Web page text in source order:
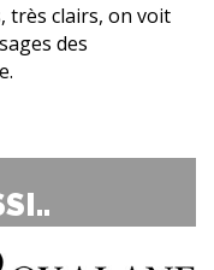
très clairs, on voit
des